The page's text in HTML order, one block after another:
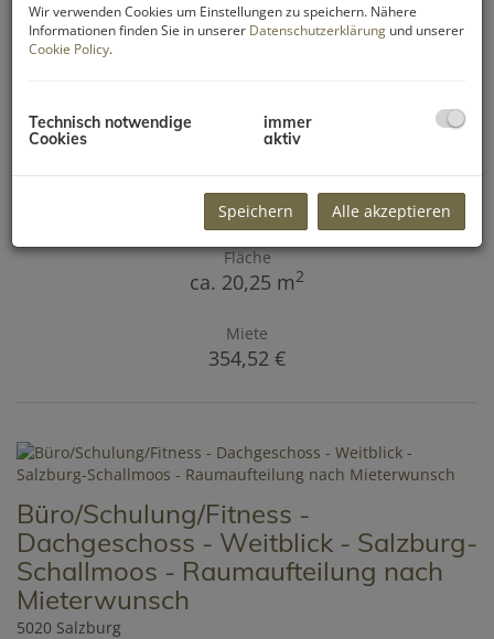
5071 Siezenheim
Zimmer
1
Fläche
ca. 20,25 m2
Miete
354,52 €
Büro/Schulung/Fitness -
Dachgeschoss - Weitblick - Salzburg-
Schallmoos - Raumaufteilung nach
Mieterwunsch
5020 Salzburg
Wir verwenden Cookies um Einstellungen zu speichern. Nähere
Informationen finden Sie in unserer Datenschutzerklärung und unserer
Cookie Policy.
Technisch notwendige
Cookies
immer
aktiv
Speichern Alle akzeptieren